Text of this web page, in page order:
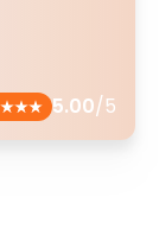
5.00/5